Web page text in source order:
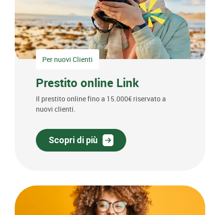
Per nuovi Clienti
Prestito online Link
Il prestito online fino a 15.000€ riservato a
nuovi clienti.
Scopri di più